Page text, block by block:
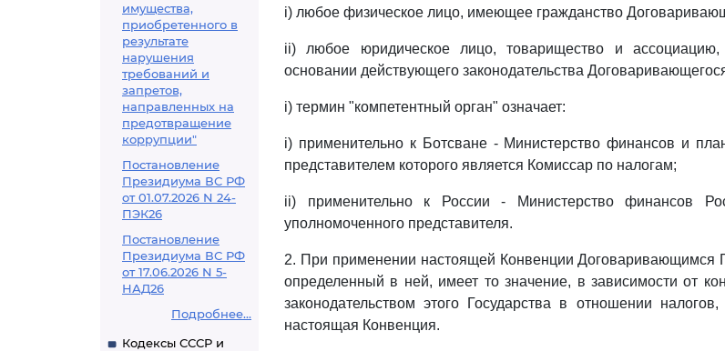
имущества,
приобретенного в
результате
нарушения
требований и
запретов,
направленных на
предотвращение
коррупции"
Постановление
Президиума ВС РФ
от 01.07.2026 N 24-
ПЭК26
Постановление
Президиума ВС РФ
от 17.06.2026 N 5-
НАД26
Подробнее...
Кодексы СССР и
i) любое физическое лицо, имеющее гражданство
ii) любое юридическое лицо, товарищество и ассоциацию,
основании действующего законодательства
i) термин "компетентный орган" означает:
i) применительно к Ботсване - Министерство финансов и
представителем которого является Комиссар по налогам;
ii) применительно к России - Министерство финансов
уполномоченного представителя.
2. При применении настоящей Конвенции Договаривающимся
определенный в ней, имеет то значение, в зависимости от
законодательством этого Государства в отношении
настоящая Конвенция.